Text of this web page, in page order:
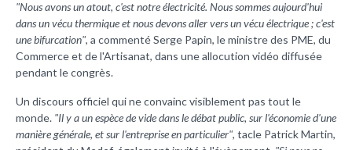
"Nous avons un atout, c'est notre électricité. Nous sommes aujourd'hui
dans un vécu thermique et nous devons aller vers un vécu électrique ; c'est
une bifurcation", a commenté Serge Papin, le ministre des PME, du
Commerce et de l'Artisanat, dans une allocution vidéo diffusée
pendant le congrès.
Un discours officiel qui ne convainc visiblement pas tout le
monde. "Il y a un espèce de vide dans le débat public, sur l'économie d'une
manière générale, et sur l'entreprise en particulier", tacle Patrick Martin,